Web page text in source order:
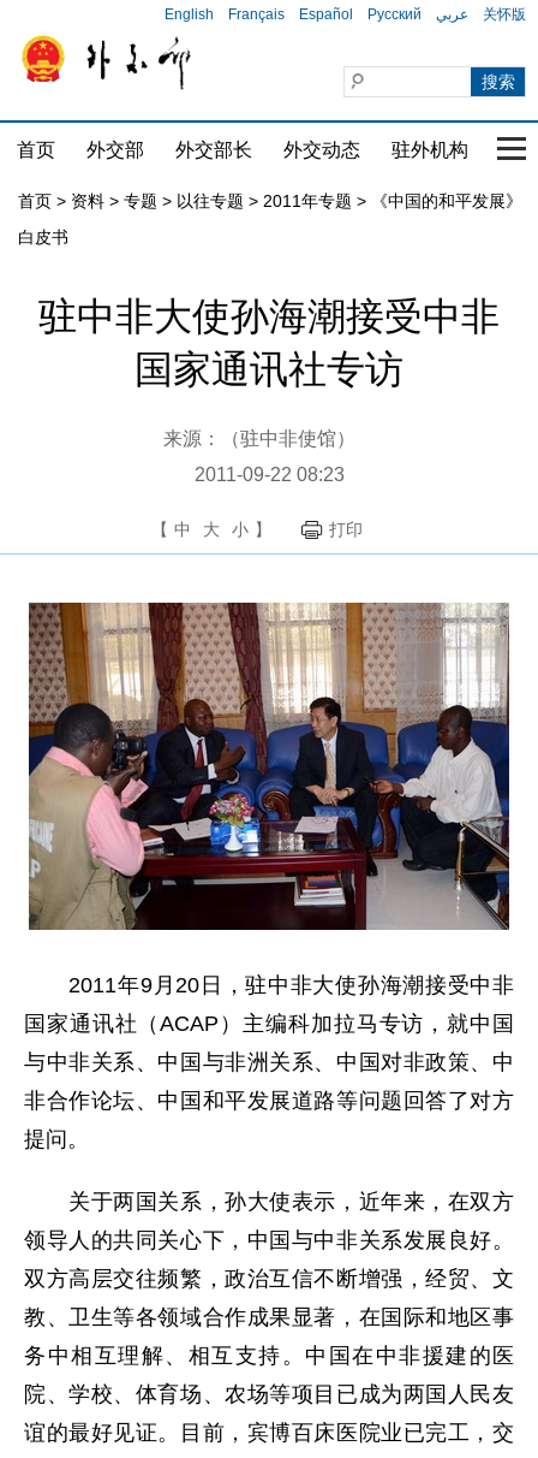
English Français Español Русский عربي 关怀版
首页 外交部 外交部长 外交动态 驻外机构 国
首页 > 资料 > 专题 > 以往专题 > 2011年专题 >
《中国的和平发展》
白皮书
驻中非大使孙海潮接受中非
国家通讯社专访
来源：（驻中非使馆）
2011-09-22 08:23
【 中 大 小 】 打印
2011年9月20日，驻中非大使孙海潮接受中非
国家通讯社（ACAP）主编科加拉马专访，就中国
与中非关系、中国与非洲关系、中国对非政策、中
非合作论坛、中国和平发展道路等问题回答了对方
提问。
关于两国关系，孙大使表示，近年来，在双方
领导人的共同关心下，中国与中非关系发展良好。
双方高层交往频繁，政治互信不断增强，经贸、文
教、卫生等各领域合作成果显著，在国际和地区事
务中相互理解、相互支持。中国在中非援建的医
院、学校、体育场、农场等项目已成为两国人民友
谊的最好见证。目前，宾博百床医院业已完工，交